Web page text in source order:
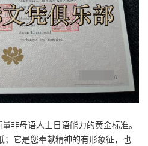
非母语人士日语能力的黄金标准。
；它是您奉献精神的有形象征，也